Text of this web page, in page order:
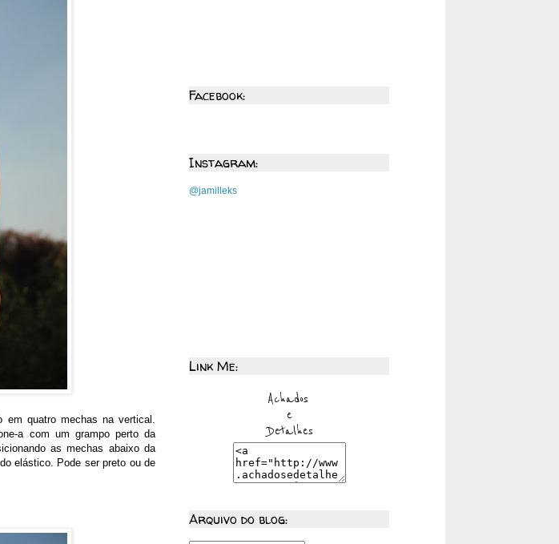
quatro mechas na vertical.
a com um grampo perto da
as mechas abaixo da
elástico. Pode ser preto ou de
Facebook:
Instagram:
@jamilleks
Link Me:
Arquivo do blog: